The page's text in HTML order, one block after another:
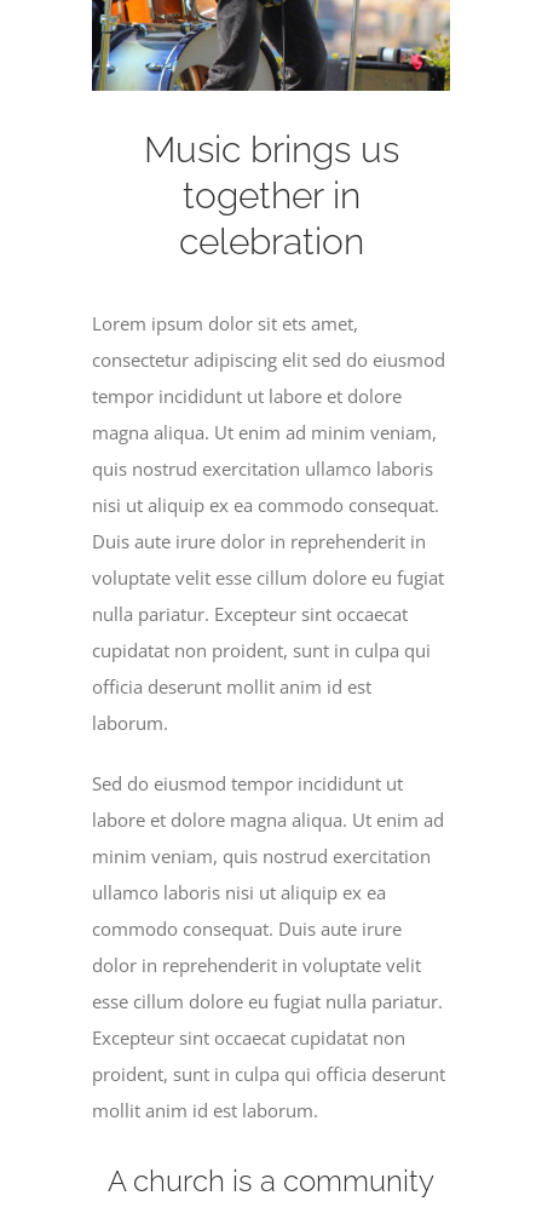
Music brings us
together in
celebration
Lorem ipsum dolor sit ets amet,
consectetur adipiscing elit sed do eiusmod
tempor incididunt ut labore et dolore
magna aliqua. Ut enim ad minim veniam,
quis nostrud exercitation ullamco laboris
nisi ut aliquip ex ea commodo consequat.
Duis aute irure dolor in reprehenderit in
voluptate velit esse cillum dolore eu fugiat
nulla pariatur. Excepteur sint occaecat
cupidatat non proident, sunt in culpa qui
officia deserunt mollit anim id est
laborum.
Sed do eiusmod tempor incididunt ut
labore et dolore magna aliqua. Ut enim ad
minim veniam, quis nostrud exercitation
ullamco laboris nisi ut aliquip ex ea
commodo consequat. Duis aute irure
dolor in reprehenderit in voluptate velit
esse cillum dolore eu fugiat nulla pariatur.
Excepteur sint occaecat cupidatat non
proident, sunt in culpa qui officia deserunt
mollit anim id est laborum.
A church is a community